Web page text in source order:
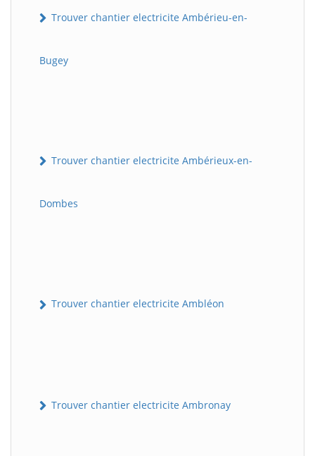
Trouver chantier electricite Ambérieu-en-
Bugey
Trouver chantier electricite Ambérieux-en-
Dombes
Trouver chantier electricite Ambléon
Trouver chantier electricite Ambronay